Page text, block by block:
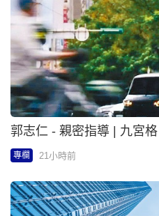
專欄 21小時前
李純恩 - 天涼好出動 | 好好